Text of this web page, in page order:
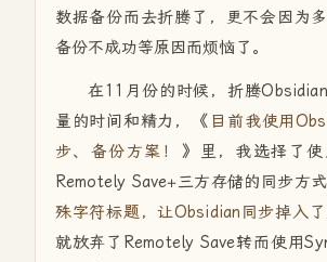
数据备份而去折腾了，更不会因为多
备份不成功等原因而烦恼了。
在11月份的时候，折腾
量的时间和精力，《 目前我使用
步、备份方案！
》里，我选择了
Remotely Save+三方存储的同步方
殊字符标题，让Obsidian同步掉入了
就放弃了Remotely Save转而使用